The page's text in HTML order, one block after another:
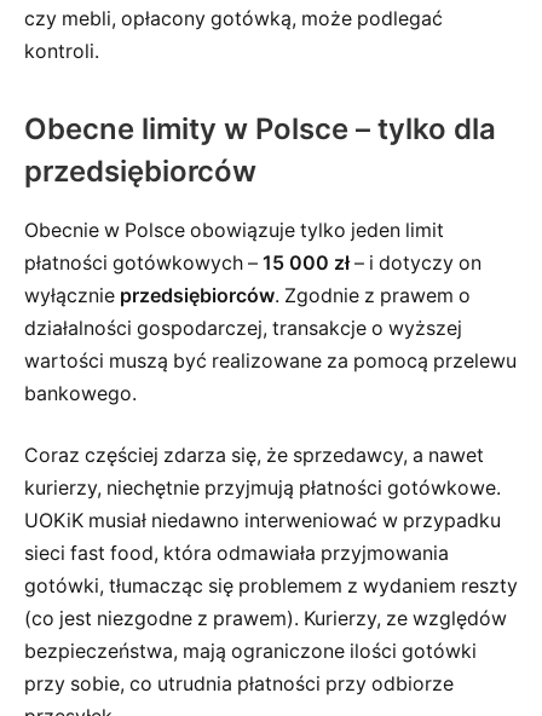
czy mebli, opłacony gotówką, może podlegać
kontroli.
Obecne limity w Polsce – tylko dla
przedsiębiorców
Obecnie w Polsce obowiązuje tylko jeden limit
płatności gotówkowych – 15 000 zł– i dotyczy on
wyłącznie przedsiębiorców. Zgodnie z prawem o
działalności gospodarczej, transakcje o wyższej
wartości muszą być realizowane za pomocą przelewu
bankowego.
Coraz częściej zdarza się, że sprzedawcy, a nawet
kurierzy, niechętnie przyjmują płatności gotówkowe.
UOKiK musiał niedawno interweniować w przypadku
sieci fast food, która odmawiała przyjmowania
gotówki, tłumacząc się problemem z wydaniem reszty
(co jest niezgodne z prawem). Kurierzy, ze względów
bezpieczeństwa, mają ograniczone ilości gotówki
przy sobie, co utrudnia płatności przy odbiorze